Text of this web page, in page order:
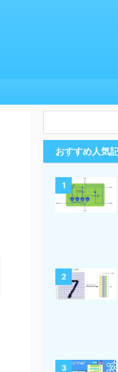
おすすめ人気
1
2
3